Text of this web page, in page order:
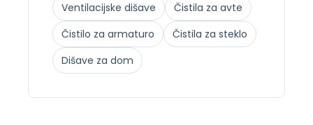
Ventilacijske dišave
Čistila za avte
Čistilo za armaturo
Čistila za steklo
Dišave za dom